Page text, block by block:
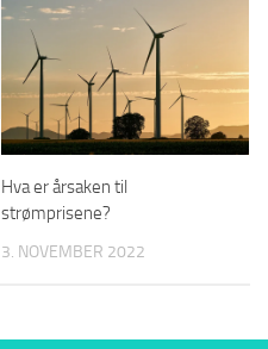
Hva er årsaken til
strømprisene?
3. NOVEMBER 2022